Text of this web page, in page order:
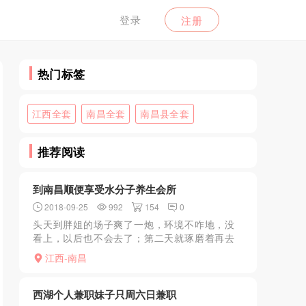
登录 注册
热门标签
江西全套 南昌全套 南昌县全套
推荐阅读
到南昌顺便享受水分子养生会所
2018-09-25 992 154 0
头天到胖姐的场子爽了一炮，环境不咋地，没
看上，以后也不会去了；第二天就琢磨着再去
其他地方消遣消遣，白天睡到中午起来，想起
来论坛LY推荐的水分子说是体验不错，都去了
江西-南昌
西湖个人兼职妹子只周六日兼职